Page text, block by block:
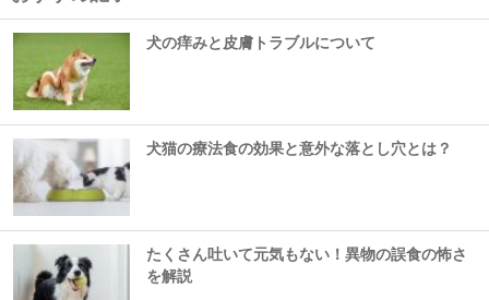
犬の痒みと皮膚トラブルについて
犬猫の療法食の効果と意外な落とし穴とは？
たくさん吐いて元気もない！異物の誤食の怖さ
を解説